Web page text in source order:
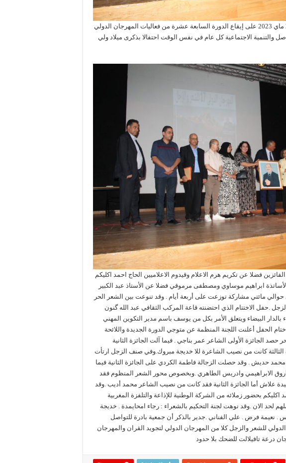
عاشت مدينة الدارالبيضاء ايام 24 25 26 و 27 ماي 2023 على إيقاع الدورة السابعة عشرة من فعاليات المهرجان الدولي
والتنمية الاجتماعية كل عام في نفس الوقت احتفالا بذكرى ميلاد ولي
الدورة 17 بالاعلان عن الفائزين فضلا عن تكريم هرم الاعلام وقيدوم الاعلاميين الحاج احمد اكليكم
ابراهيم موساوي ومصطفى مرموقي فضلا عن الأستاذ عبد الكبير
مائتي مشاركة توزعت على أربعة أيام . وقد تنوعت بين الشعر الحر
.حفل الاختتام الذي احتضنته قاعة المركب الثقافي عبد الله گنون
بالدار البيضاء ويتعلق الأمر بكل من يوسف باسم مدير التكوين المهني
.في ختام الحفل أعلنت اللجنة المنظمة عن متوجي الدورة الجديدة واللائحة
الجائزة الأولى الشاعر عمر بناجي . فيما آلت الجائزة الثانية
كانت من نصيب الشاعرة للا خديجة مبروك.وفي صنف الزجل ارتأت
محمد حديش . وقد حصلت الزجالة فاطمة الكردي على الجائزة الثانية فيما
الابراهيمي وادريس الطاهري .وبخصوص محور الشعر المنظوم فقد
علاش أما الجائزة الثانية فقد كانت من نصيب الشاعر محمد أديب .وقد
بحضور زملائه من الشركة الوطنية للإذاعة والتلفزة المغربية
لحد الان .وقد نوهت لجنة التحكيم بالشعراء : رجاء امحايمدة . خديجة
. نعيمة فرض . علي الفناني .جدير بالذكر أن جمعية بادرة للتواصل
الدولي للشعر والزجل كلا من المهرجان الدولي لتجويد القران والمهرجان
درعة تافيلالت للضحك بلا حدود